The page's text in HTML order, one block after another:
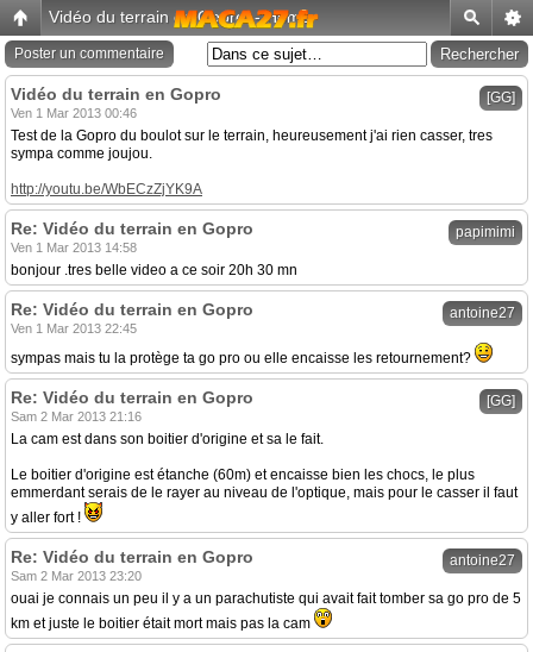
Vidéo du terrain en Gopro-Home
Poster un commentaire
[GG]
Vidéo du terrain en Gopro
Ven 1 Mar 2013 00:46
Test de la Gopro du boulot sur le terrain, heureusement j'ai rien casser, tres
sympa comme joujou.
http://youtu.be/WbECzZjYK9A
papimimi
Re: Vidéo du terrain en Gopro
Ven 1 Mar 2013 14:58
bonjour .tres belle video a ce soir 20h 30 mn
antoine27
Re: Vidéo du terrain en Gopro
Ven 1 Mar 2013 22:45
sympas mais tu la protège ta go pro ou elle encaisse les retournement?
[GG]
Re: Vidéo du terrain en Gopro
Sam 2 Mar 2013 21:16
La cam est dans son boitier d'origine et sa le fait.
Le boitier d'origine est étanche (60m) et encaisse bien les chocs, le plus
emmerdant serais de le rayer au niveau de l'optique, mais pour le casser il faut
y aller fort !
antoine27
Re: Vidéo du terrain en Gopro
Sam 2 Mar 2013 23:20
ouai je connais un peu il y a un parachutiste qui avait fait tomber sa go pro de 5
km et juste le boitier était mort mais pas la cam